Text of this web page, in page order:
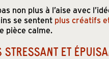
non plus à l’aise avec
se sentent plus créatifs
pièce calme.
STRESSANT ET